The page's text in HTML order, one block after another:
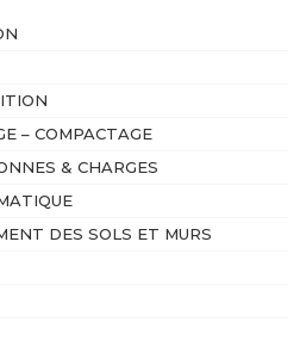
– COMPACTAGE
& CHARGES
DES SOLS ET MURS